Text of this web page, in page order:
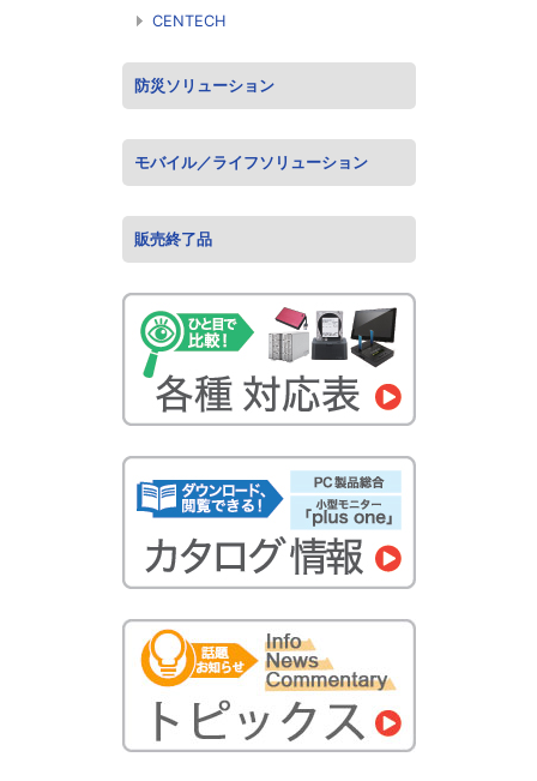
CENTECH
防災ソリューション
モバイル／ライフソリューション
販売終了品